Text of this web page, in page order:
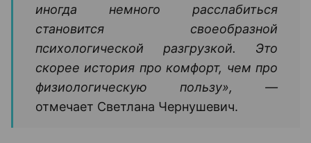
— психологическую.
Когда человек долго соблюдает дефицит калорий,
мысль о том, что впереди будет возможность
съесть любимое блюдо, помогает легче
придерживаться выбранного режима питания.